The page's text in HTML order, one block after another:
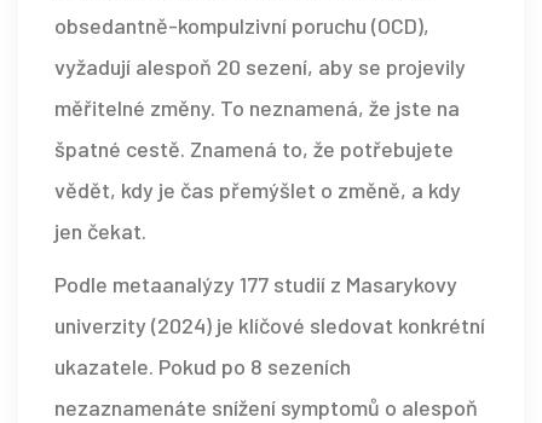
obsedantně-kompulzivní poruchu (OCD),
vyžadují alespoň 20 sezení, aby se projevily
měřitelné změny. To neznamená, že jste na
špatné cestě. Znamená to, že potřebujete
vědět, kdy je čas přemýšlet o změně, a kdy
jen čekat.
Podle metaanalýzy 177 studií z Masarykovy
univerzity (2024) je klíčové sledovat konkrétní
ukazatele. Pokud po 8 sezeních
nezaznamenáte snížení symptomů o alespoň